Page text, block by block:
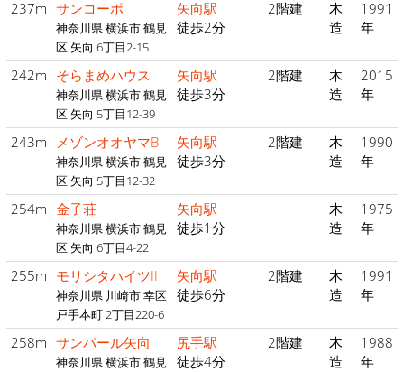
237m サンコーポ
神奈川県 横浜市 鶴見
区 矢向 6丁目2-15
矢向駅
徒歩2分
2階建
木
造
1991
年
242m そらまめハウス
神奈川県 横浜市 鶴見
区 矢向 5丁目12-39
矢向駅
徒歩3分
2階建
木
造
2015
年
243m メゾンオオヤマB
神奈川県 横浜市 鶴見
区 矢向 5丁目12-32
矢向駅
徒歩3分
2階建
木
造
1990
年
254m 金子荘
神奈川県 横浜市 鶴見
区 矢向 6丁目4-22
矢向駅
徒歩1分
木
造
1975
年
255m モリシタハイツII
神奈川県 川崎市 幸区
戸手本町 2丁目220-6
矢向駅
徒歩6分
2階建
木
造
1991
年
258m サンパール矢向
神奈川県 横浜市 鶴見
尻手駅
徒歩4分
2階建
木
造
1988
年